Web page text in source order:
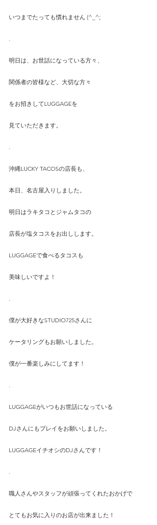
いつまでたっても慣れません (^_^;
.
明日は、お世話になっている方々、
関係者の皆様など、大切な方々
をお招きしてLUGGAGEを
見ていただきます。
.
沖縄LUCKY TACOSの店長も、
本日、名古屋入りしました。
明日はラキタコとジャムタコの
店長が塩タコスをお出しします。
LUGGAGEで食べるタコスも
美味しいですよ！
.
僕が大好きなSTUDIO725さんに
ケータリングもお願いしました。
僕が一番楽しみにしてます！
.
LUGGAGEがいつもお世話になっている
DJさんにもプレイをお願いしました。
LUGGAGEイチオシのDJさんです！
.
職人さんやスタッフが頑張ってくれたおかげで
とてもお気に入りのお店が出来ました！